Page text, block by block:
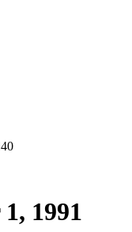
1991